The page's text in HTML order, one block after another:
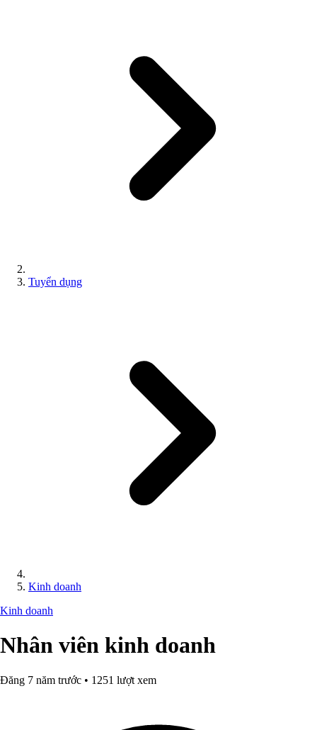
Tuyển dụng
Kinh doanh
Kinh doanh
Nhân viên kinh doanh
Đăng 7 năm trước • 1251 lượt xem